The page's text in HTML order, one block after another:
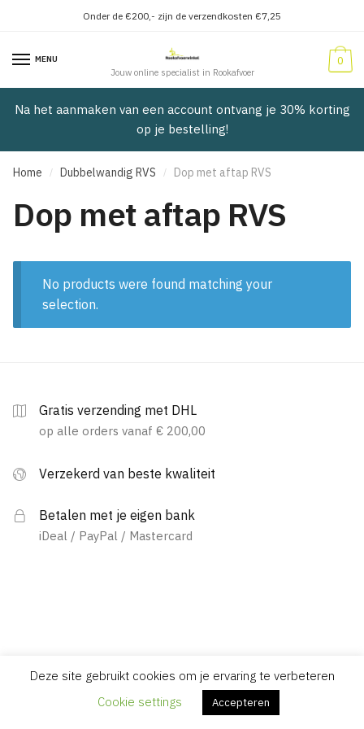
navigatie
inhoud
Onder de €200,- zijn de verzendkosten €7,25
MENU
Jouw online specialist in Rookafvoer
0
Na het aanmaken van een account ontvang je 30% korting
op je bestelling!
Home / Dubbelwandig RVS / Dop met aftap RVS
Dop met aftap RVS
No products were found matching your
selection.
Gratis verzending met DHL
op alle orders vanaf € 200,00
Verzekerd van beste kwaliteit
Betalen met je eigen bank
iDeal / PayPal / Mastercard
Deze site gebruikt cookies om je ervaring te verbeteren
Cookie settings
Accepteren